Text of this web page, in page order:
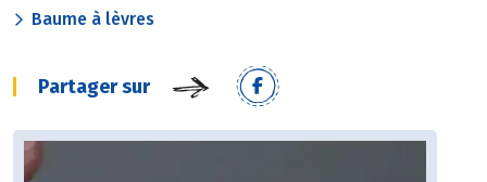
Baume à lèvres
Partager sur